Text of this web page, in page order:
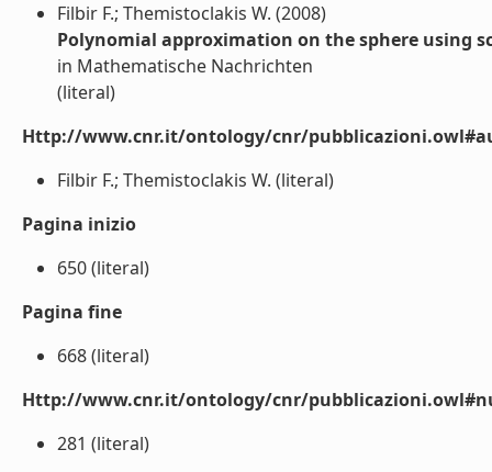
Filbir F.; Themistoclakis W. (2008)
Polynomial approximation on the sphere using
in Mathematische Nachrichten
(literal)
Http://www.cnr.it/ontology/cnr/
Filbir F.; Themistoclakis W. (literal)
Pagina inizio
650 (literal)
Pagina fine
668 (literal)
Http://www.cnr.it/ontology/cnr/
281 (literal)